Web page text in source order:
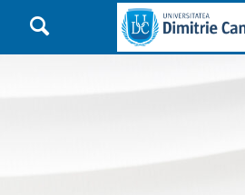

Main Navigation